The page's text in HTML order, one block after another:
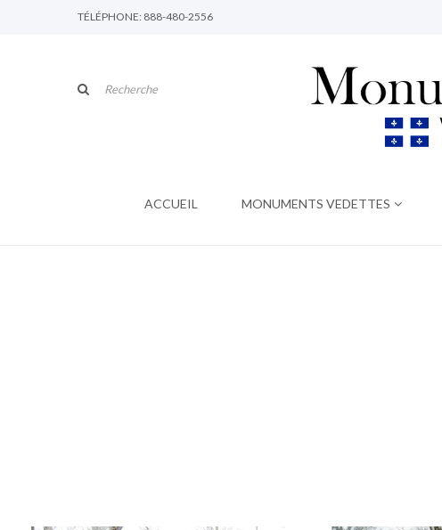
TÉLÉPHONE: 888-480-2556
ACCUEIL MONUMENTS VEDETTES